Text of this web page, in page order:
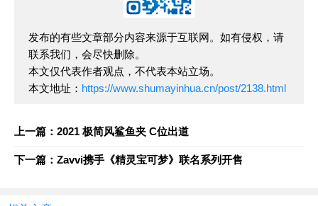
发布的有些文章部分内容来源于互联网。如有侵权，请
联系我们，会尽快删除。
本文仅代表作者观点，不代表本站立场。
本文地址： https://www.shumayinhua.cn/post/2138.html
上一篇：2021 极简风鲨鱼夹 C位出道
下一篇：Zavvi携手《精灵宝可梦》联名系列开售